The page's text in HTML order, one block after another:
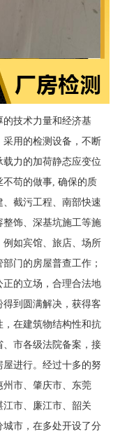
技术力量和经济基
用的检测设备，不断
力的加荷静态应变位
苟的做事, 确保的质
截污工程、南部快速
饰、深基坑施工等施
如宾馆、旅店、场所
门的房屋普查工作；
的立场，合理合法地
到圆满解决，获得客
，在建筑物结构性和抗
市各级法院备案，接
进行。经过十多的努
市、肇庆市、东莞
市、廉江市、韶关
市，在多处开设了分